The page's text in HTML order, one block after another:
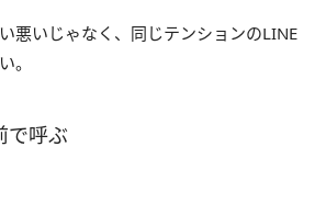
悪いじゃなく、同じテンションのLINE
。
で呼ぶ